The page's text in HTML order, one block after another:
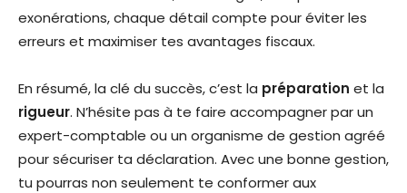
exonérations, chaque détail compte pour éviter les
erreurs et maximiser tes avantages fiscaux.
En résumé, la clé du succès, c’est la préparation et la
rigueur. N’hésite pas à te faire accompagner par un
expert-comptable ou un organisme de gestion agréé
pour sécuriser ta déclaration. Avec une bonne gestion,
tu pourras non seulement te conformer aux